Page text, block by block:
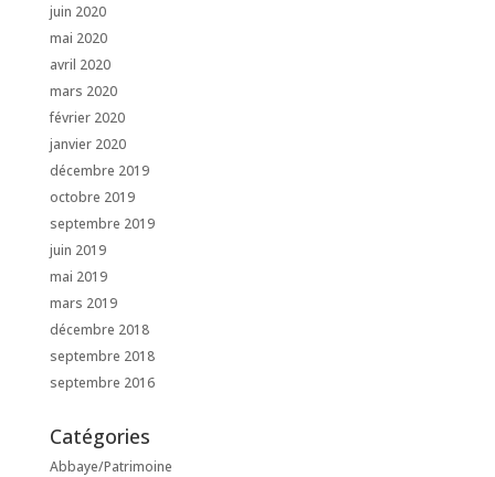
juin 2020
mai 2020
avril 2020
mars 2020
février 2020
janvier 2020
décembre 2019
octobre 2019
septembre 2019
juin 2019
mai 2019
mars 2019
décembre 2018
septembre 2018
septembre 2016
Catégories
Abbaye/Patrimoine